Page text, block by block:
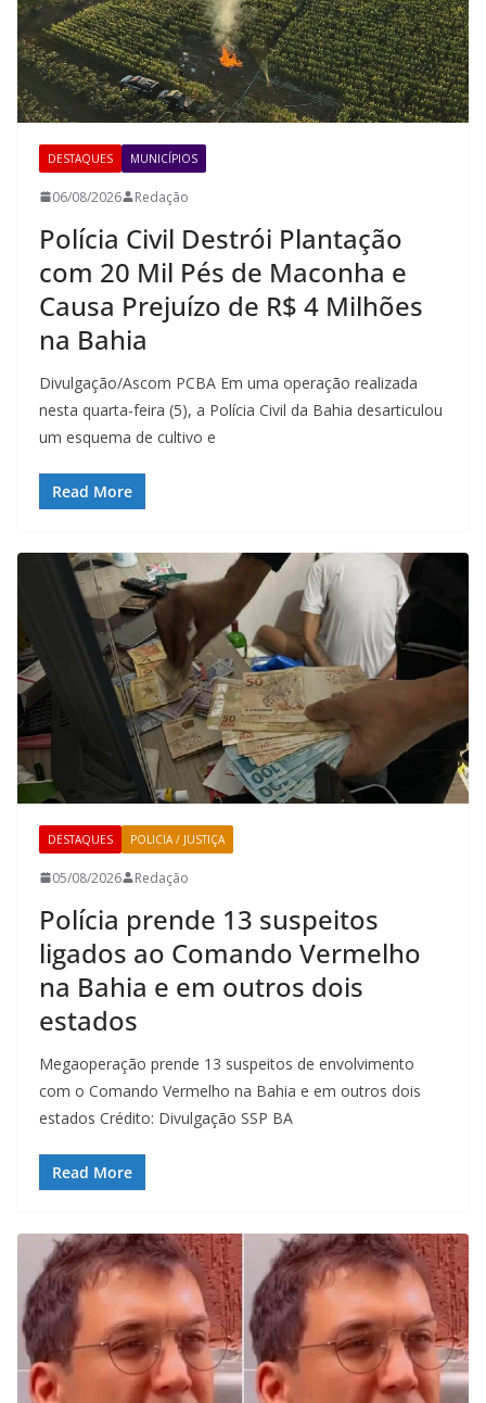
DESTAQUES MUNICÍPIOS
06/08/2026 Redação
Polícia Civil Destrói Plantação
com 20 Mil Pés de Maconha e
Causa Prejuízo de R$ 4 Milhões
na Bahia
Divulgação/Ascom PCBA Em uma operação realizada
nesta quarta-feira (5), a Polícia Civil da Bahia desarticulou
um esquema de cultivo e
Read More
DESTAQUES POLICIA / JUSTIÇA
05/08/2026 Redação
Polícia prende 13 suspeitos
ligados ao Comando Vermelho
na Bahia e em outros dois
estados
Megaoperação prende 13 suspeitos de envolvimento
com o Comando Vermelho na Bahia e em outros dois
estados Crédito: Divulgação SSP BA
Read More